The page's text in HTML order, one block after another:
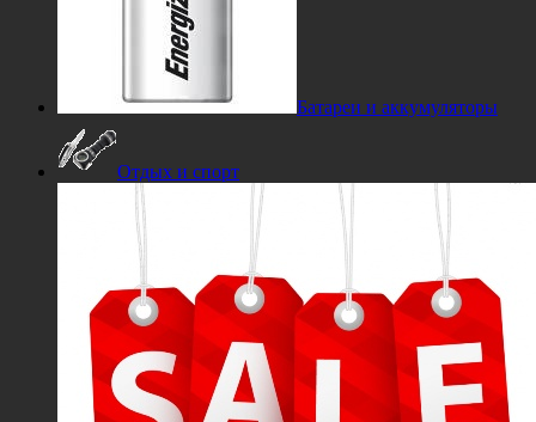
Батареи и аккумуляторы
Отдых и спорт